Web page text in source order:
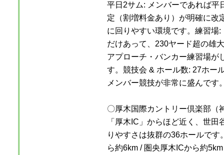
平日2サム: メンバーであれば平
定（割増料金あり）が明確に改
に回りやすい環境です。練習場
だけあって、230ヤード超の雄
アプローチ・バンカー練習場が
す。競技会 & ホール数: 27ホー
メンバー競技が非常に盛んです
〇厚木国際カントリー倶楽部（
「厚木IC」からほど近く、世
りやすさは抜群の36ホールです
ら約6km / 圏央厚木ICから約